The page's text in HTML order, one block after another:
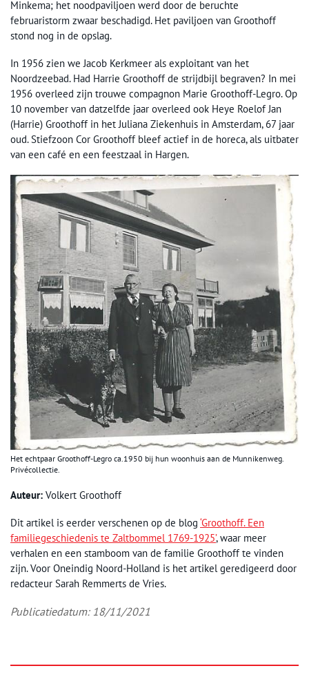
Minkema; het noodpaviljoen werd door de beruchte
februaristorm zwaar beschadigd. Het paviljoen van Groothoff
stond nog in de opslag.
In 1956 zien we Jacob Kerkmeer als exploitant van het
Noordzeebad. Had Harrie Groothoff de strijdbijl begraven? In mei
1956 overleed zijn trouwe compagnon Marie Groothoff-Legro. Op
10 november van datzelfde jaar overleed ook Heye Roelof Jan
(Harrie) Groothoff in het Juliana Ziekenhuis in Amsterdam, 67 jaar
oud. Stiefzoon Cor Groothoff bleef actief in de horeca, als uitbater
van een café en een feestzaal in Hargen.
Het echtpaar Groothoff-Legro ca.1950 bij hun woonhuis aan de Munnikenweg.
Privécollectie.
Auteur: Volkert Groothoff
Dit artikel is eerder verschenen op de blog ‘Groothoff. Een
familiegeschiedenis te Zaltbommel 1769-1925’, waar meer
verhalen en een stamboom van de familie Groothoff te vinden
zijn. Voor Oneindig Noord-Holland is het artikel geredigeerd door
redacteur Sarah Remmerts de Vries.
Publicatiedatum: 18/11/2021